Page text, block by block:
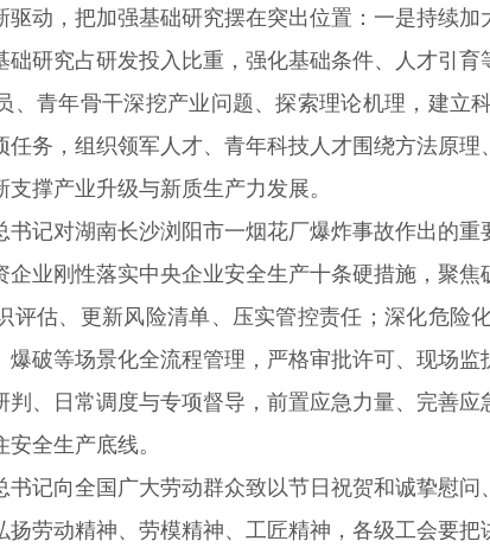
驱动，把加强基础研究摆在突出位置：一是持续
础研究占研发投入比重，强化基础条件、人才引
、青年骨干深挖产业问题、探索理论机理，建立
任务，组织领军人才、青年科技人才围绕方法原
撑产业升级与新质生产力发展。
书记对湖南长沙浏阳市一烟花厂爆炸事故作出的
企业刚性落实中央企业安全生产十条硬措施，聚
评估、更新风险清单、压实管控责任；深化危险
爆破等场景化全流程管理，严格审批许可、现场
判、日常调度与专项督导，前置应急力量、完善
全生产底线。
书记向全国广大劳动群众致以节日祝贺和诚挚慰
扬劳动精神、劳模精神、工匠精神，各级工会要